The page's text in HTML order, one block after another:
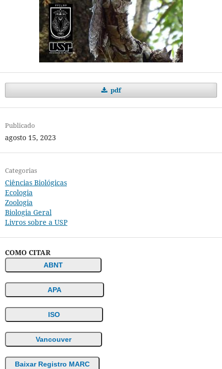
pdf
Publicado
agosto 15, 2023
Categorias
Ciências Biológicas
Ecologia
Zoologia
Biologia Geral
Livros sobre a USP
COMO CITAR
ABNT
APA
ISO
Vancouver
Baixar Registro MARC